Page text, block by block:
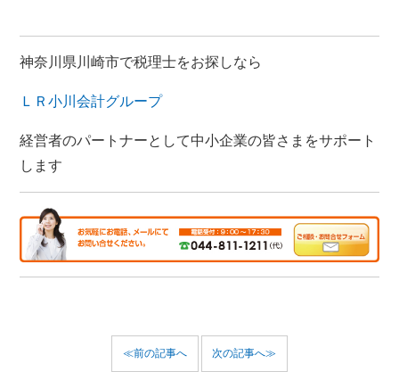
神奈川県川崎市で税理士をお探しなら
ＬＲ小川会計グループ
経営者のパートナーとして中小企業の皆さまをサポート
します
≪前の記事へ 次の記事へ≫